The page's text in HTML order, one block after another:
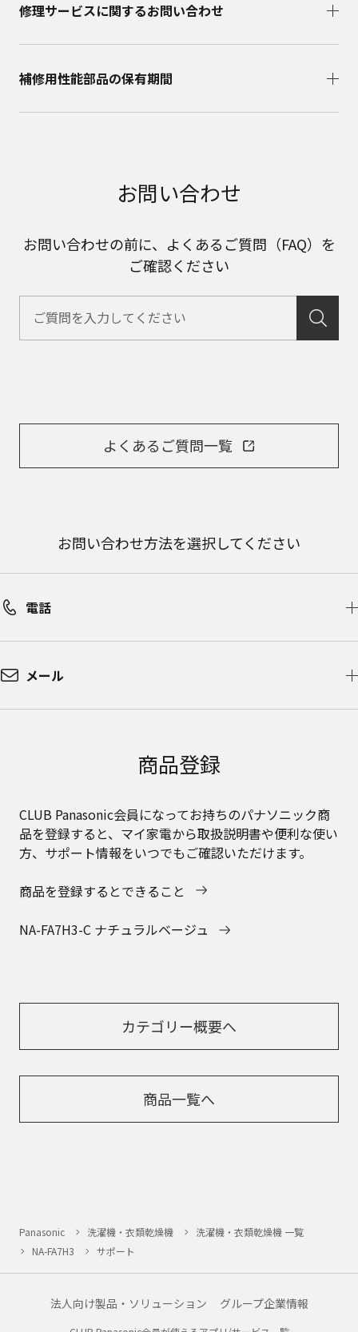
修理サービスに関するお問い合わせ​
補修用性能部品の保有期間​
お問い合わせ
お問い合わせの前に、よくあるご質問（FAQ）を
ご確認ください
よくあるご質問一覧
お問い合わせ方法を選択してください
電話
メール
商品登録
CLUB Panasonic会員になってお持ちのパナソニック商
品を登録すると、マイ家電から取扱説明書や便利な使い
方、サポート情報をいつでもご確認いただけます。
商品を登録するとできること
NA-FA7H3-C ナチュラルベージュ
カテゴリー概要へ
商品一覧へ
Panasonic 洗濯機・衣類乾燥機
洗濯機・衣類乾燥機 一覧
NA-FA7H3
サポート
法人向け製品・ソリューション グループ企業情報